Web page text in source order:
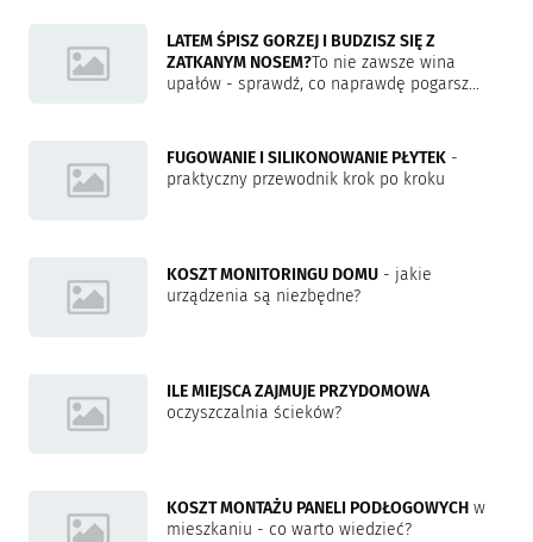
LATEM ŚPISZ GORZEJ I BUDZISZ SIĘ Z
ZATKANYM NOSEM?To nie zawsze wina
upałów - sprawdź, co naprawdę pogarsz...
FUGOWANIE I SILIKONOWANIE PŁYTEK -
praktyczny przewodnik krok po kroku
KOSZT MONITORINGU DOMU - jakie
urządzenia są niezbędne?
ILE MIEJSCA ZAJMUJE PRZYDOMOWA
oczyszczalnia ścieków?
KOSZT MONTAŻU PANELI PODŁOGOWYCH w
mieszkaniu - co warto wiedzieć?